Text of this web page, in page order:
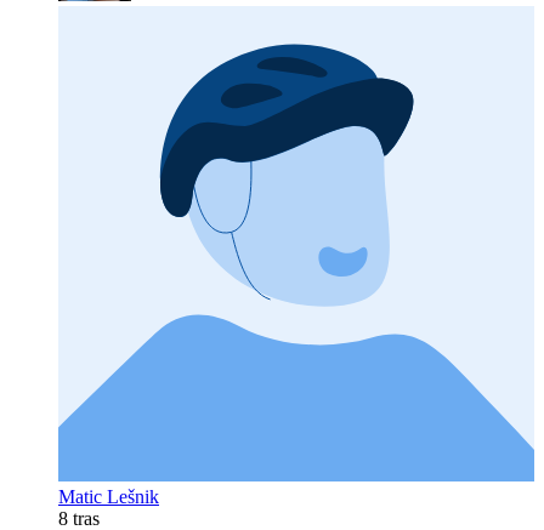
Matic Lešnik
8 tras